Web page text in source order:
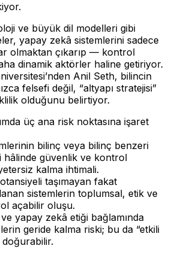
ve büyük dil modelleri gibi
yapay zekâ sistemlerini sadece
olmaktan çıkarıp — kontrol
dinamik aktörler haline getiriyor.
Anil Seth, bilincin
felsefi değil, “altyapı stratejisi”
olduğunu belirtiyor.
üç ana risk noktasına işaret
bilinç veya bilinç benzeri
hâlinde güvenlik ve kontrol
kalma ihtimali.
taşımayan fakat
sistemlerin toplumsal, etik ve
açabilir oluşu.
ve yapay zekâ etiği bağlamında
geride kalma riski; bu da “etkili
doğurabilir.